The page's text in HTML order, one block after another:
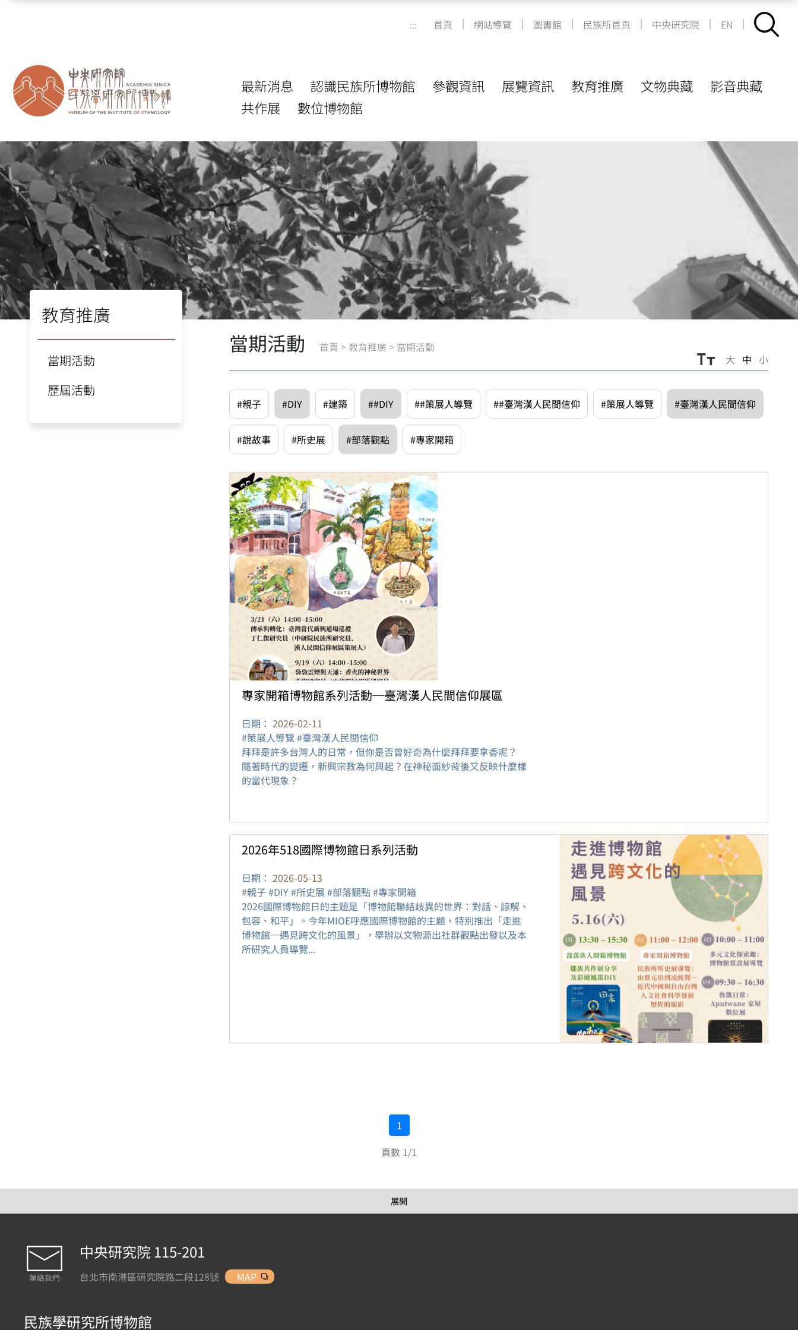
::: 首頁 | 網站導覽 | 圖書館 | 民族所首頁 | 中央研究院 | EN |
最新消息 認識民族所博物館 參觀資訊 展覽資訊 教育推廣 文物典藏
影音典藏
共作展
數位博物館
教育推廣
當期活動
歷屆活動
當期活動 首頁 > 教育推廣 > 當期活動
大 中 小
#親子 #DIY #建築 ##DIY ##策展人導覽 ##臺灣漢人民間信仰 #策展人導覽 #臺灣漢人民間信仰
#說故事 #所史展 #部落觀點 #專家開箱
專家開箱博物館系列活動─臺灣漢人民間信仰展區
日期： 2026-02-11
#策展人導覽 #臺灣漢人民間信仰
拜拜是許多台灣人的日常，但你是否曾好奇為什麼拜拜要拿香呢？
隨著時代的變遷，新興宗教為何興起？在神秘面紗背後又反映什麼樣
的當代現象？
2026年518國際博物館日系列活動
日期： 2026-05-13
#親子 #DIY #所史展 #部落觀點 #專家開箱
2026國際博物館日的主題是「博物館聯結歧異的世界：對話、諒解、
包容、和平」。今年MIOE呼應國際博物館的主題，特別推出「走進
博物館─遇見跨文化的風景」，舉辦以文物源出社群觀點出發以及本
所研究人員導覽...
1
頁數 1/1
展開
聯絡我們
中央研究院 115-201
台北市南港區研究院路二段128號 MAP
民族學研究所博物館